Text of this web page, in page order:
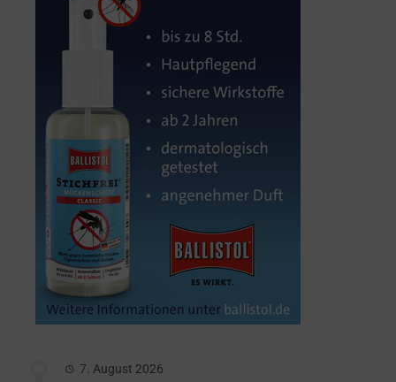
7. August 2026